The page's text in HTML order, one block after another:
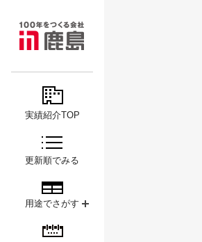
PROJECTS
実績紹介TOP
更新順でみる
用途でさがす